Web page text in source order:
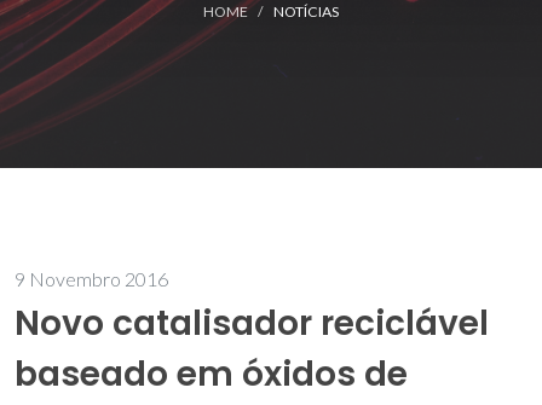
HOME NOTÍCIAS
9 Novembro 2016
Novo catalisador reciclável
baseado em óxidos de